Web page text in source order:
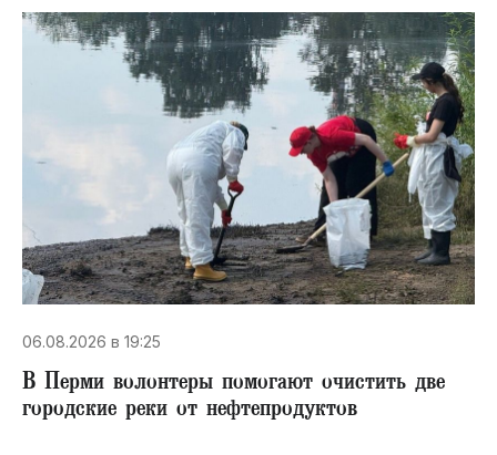
06.08.2026 в 19:25
В Перми волонтеры помогают очистить две
городские реки от нефтепродуктов